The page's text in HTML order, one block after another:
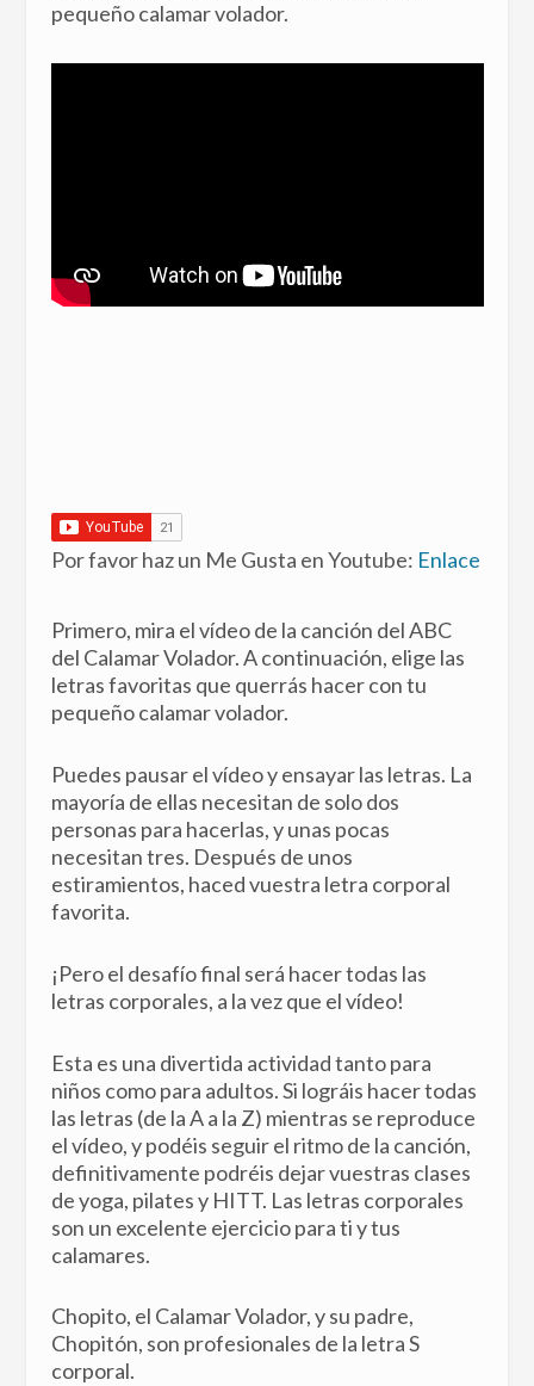
pequeño calamar volador.
Por favor haz un Me Gusta en Youtube: Enlace
Primero, mira el vídeo de la canción del ABC
del Calamar Volador. A continuación, elige las
letras favoritas que querrás hacer con tu
pequeño calamar volador.
Puedes pausar el vídeo y ensayar las letras. La
mayoría de ellas necesitan de solo dos
personas para hacerlas, y unas pocas
necesitan tres. Después de unos
estiramientos, haced vuestra letra corporal
favorita.
¡Pero el desafío final será hacer todas las
letras corporales, a la vez que el vídeo!
Esta es una divertida actividad tanto para
niños como para adultos. Si lográis hacer todas
las letras (de la A a la Z) mientras se reproduce
el vídeo, y podéis seguir el ritmo de la canción,
definitivamente podréis dejar vuestras clases
de yoga, pilates y HITT. Las letras corporales
son un excelente ejercicio para ti y tus
calamares.
Chopito, el Calamar Volador, y su padre,
Chopitón, son profesionales de la letra S
corporal.